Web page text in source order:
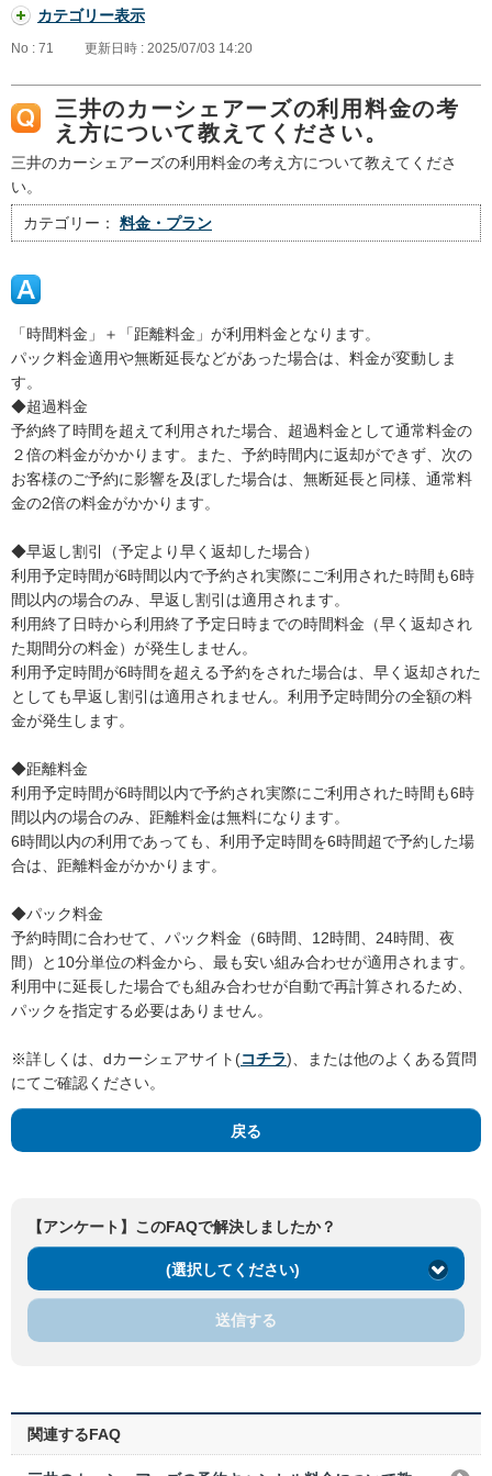
カテゴリー表示
No : 71 更新日時 : 2025/07/03 14:20
三井のカーシェアーズの利用料金の考
え方について教えてください。
三井のカーシェアーズの利用料金の考え方について教えてくださ
い。
カテゴリー： 料金・プラン
「時間料金」＋「距離料金」が利用料金となります。
パック料金適用や無断延長などがあった場合は、料金が変動しま
す。
◆超過料金
予約終了時間を超えて利用された場合、超過料金として通常料金の
２倍の料金がかかります。また、予約時間内に返却ができず、次の
お客様のご予約に影響を及ぼした場合は、無断延長と同様、通常料
金の2倍の料金がかかります。
◆早返し割引（予定より早く返却した場合）
利用予定時間が6時間以内で予約され実際にご利用された時間も6時
間以内の場合のみ、早返し割引は適用されます。
利用終了日時から利用終了予定日時までの時間料金（早く返却され
た期間分の料金）が発生しません。
利用予定時間が6時間を超える予約をされた場合は、早く返却された
としても早返し割引は適用されません。利用予定時間分の全額の料
金が発生します。
◆距離料金
利用予定時間が6時間以内で予約され実際にご利用された時間も6時
間以内の場合のみ、距離料金は無料になります。
6時間以内の利用であっても、利用予定時間を6時間超で予約した場
合は、距離料金がかかります。
◆パック料金
予約時間に合わせて、パック料金（6時間、12時間、24時間、夜
間）と10分単位の料金から、最も安い組み合わせが適用されます。
利用中に延長した場合でも組み合わせが自動で再計算されるため、
パックを指定する必要はありません。
※詳しくは、dカーシェアサイト(コチラ)、または他のよくある質問
にてご確認ください。
戻る
【アンケート】このFAQで解決しましたか？
(選択してください)
送信する
関連するFAQ